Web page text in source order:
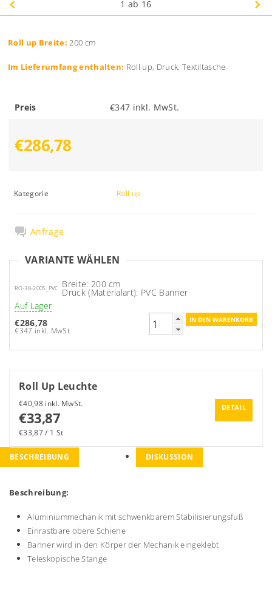
1 ab 16
Roll up Breite: 200 cm
Im Lieferumfang enthalten: Roll up, Druck, Textiltasche
Preis €347 inkl. MwSt.
€286,78
Kategorie Roll up
Anfrage
VARIANTE WÄHLEN
RO-38-200S_PVC Breite: 200 cm
Druck (Materialart): PVC Banner
Auf Lager
€286,78
€347 inkl. MwSt.
Roll Up Leuchte
€40,98 inkl. MwSt.
€33,87
€33,87 / 1 St
DETAIL
BESCHREIBUNG DISKUSSION
Beschreibung:
Aluminiummechanik mit schwenkbarem Stabilisierungsfuß
Einrastbare obere Schiene
Banner wird in den Körper der Mechanik eingeklebt
Teleskopische Stange